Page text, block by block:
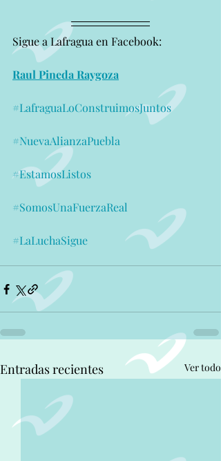
Sigue a Lafragua en Facebook:
Raul Pineda Raygoza
#LafraguaLoConstruimosJuntos
#NuevaAlianzaPuebla
#EstamosListos
#SomosUnaFuerzaReal
#LaLuchaSigue
Entradas recientes Ver todo